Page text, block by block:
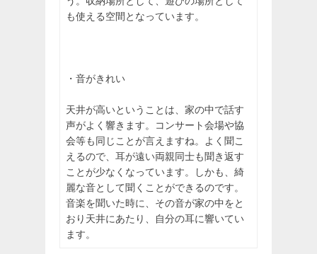
も使える空間となっています。
・音がきれい
天井が高いということは、家の中で話す
声がよく響きます。コンサート会場や協
会等も同じことが言えますね。よく聞こ
えるので、耳が遠い両親同士も聞き返す
ことが少なくなっています。しかも、綺
麗な音として聞くことができるのです。
音楽を聞いた時に、その音が家の中をと
おり天井にあたり、自分の耳に響いてい
ます。